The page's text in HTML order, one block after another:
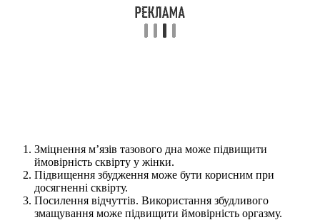
Зміцнення м’язів тазового дна може підвищити
ймовірність сквірту у жінки.
Підвищення збудження може бути корисним при
досягненні сквірту.
Посилення відчуттів. Використання збудливого
змащування може підвищити ймовірність оргазму.